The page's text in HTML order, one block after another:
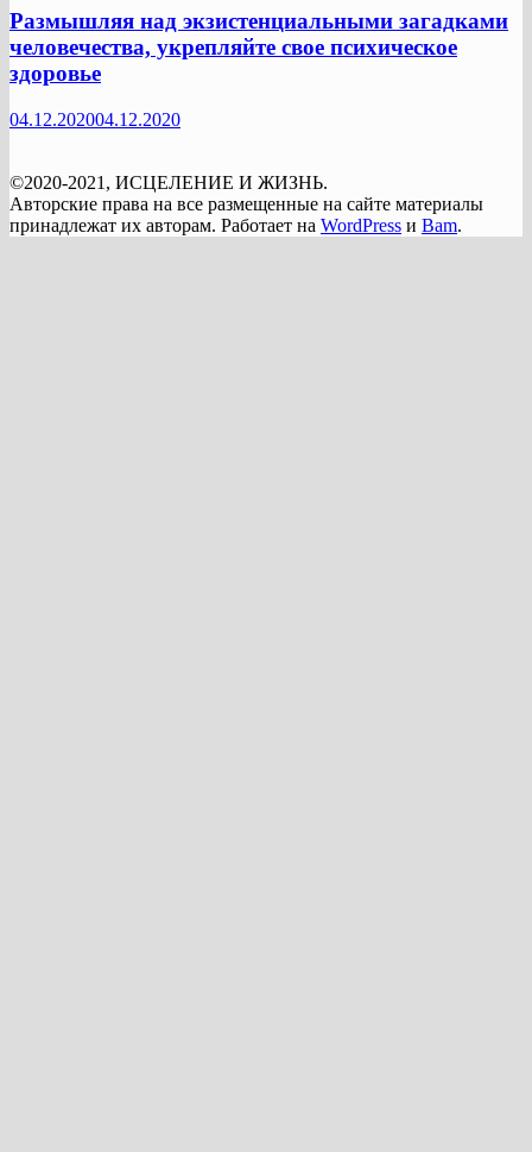
Размышляя над экзистенциальными загадками
человечества, укрепляйте свое психическое
здоровье
04.12.202004.12.2020
©2020-2021, ИСЦЕЛЕНИЕ И ЖИЗНЬ.
Авторские права на все размещенные на сайте материалы
принадлежат их авторам. Работает на WordPress и Bam.